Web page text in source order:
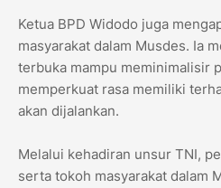
Ketua BPD Widodo juga
masyarakat dalam Musdes. Ia
terbuka mampu meminimalisir
memperkuat rasa memiliki
akan dijalankan.
Melalui kehadiran unsur TNI,
serta tokoh masyarakat dalam